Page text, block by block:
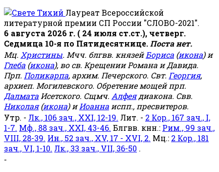
Лауреат Всероссийской
литературной премии СП России "СЛОВО-2021".
6 августа 2026 г. ( 24 июля ст.ст.), четверг.
Седмица 10-я по Пятидесятнице. Поста нет.
Мц. Христины. Мчч. блгвв. князейБориса (икона) и
Глеба (икона), во св. Крещении Романа и Давида.
Прп. Поликарпа, архим. Печерского. Свт. Георгия,
архиеп. Могилевского. Обретение мощей прп.
Далмата Исетского. Сщмч. Алфеядиакона. Свв.
Николая(икона) иИоанна испп., пресвитеров.
Утр. - Лк., 106 зач., XXI, 12-19. Лит. - 2 Кор., 167 зач., I,
1-7. Мф., 88 зач., XXI, 43-46. Блгвв. кнн.: Рим., 99 зач.,
VIII, 28-39. Ин., 52 зач., XV, 17 - XVI, 2. Мц.: 2 Кор., 181
зач., VI, 1-10. Лк., 33 зач., VII, 36-50 .
-